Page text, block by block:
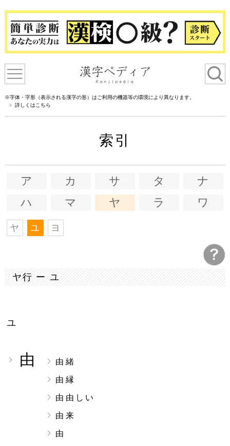
※字体・字形（表示される漢字の形）はご利用の機器等の環境により異なります。
詳しくはこちら
索引
ア カ サ タ
ナ
ハ
マ ヤ ラ ワ
ヤ ユ ヨ
ヤ行 ー ユ
ユ
由
由緒
由縁
由由しい
由来
由